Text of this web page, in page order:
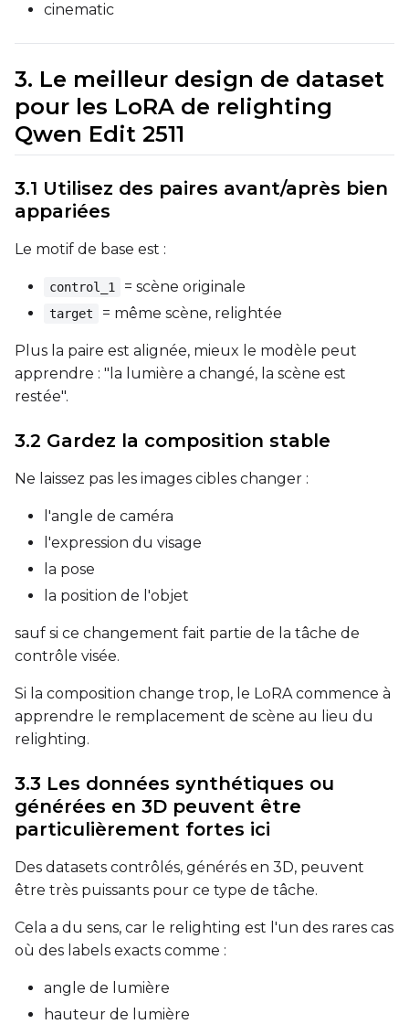
SAMPLE
Sample Every
FlowMatch
Guidance Scale
Width
ToggleWalk Seed
Walk Seed
ToggleSkip First Sample
Skip First Sample
ToggleForce First
Force First Sample
Sample Prompts (10)
Prompt
cinematic
3. Le meilleur design de dataset
pour les LoRA de relighting
Qwen Edit 2511
3.1 Utilisez des paires avant/après bien
appariées
Le motif de base est :
control_1 = scène originale
target = même scène, relightée
Plus la paire est alignée, mieux le modèle peut
apprendre : "la lumière a changé, la scène est
restée".
3.2 Gardez la composition stable
Ne laissez pas les images cibles changer :
l'angle de caméra
l'expression du visage
la pose
la position de l'objet
sauf si ce changement fait partie de la tâche de
contrôle visée.
Si la composition change trop, le LoRA commence à
apprendre le remplacement de scène au lieu du
relighting.
3.3 Les données synthétiques ou
générées en 3D peuvent être
particulièrement fortes ici
Des datasets contrôlés, générés en 3D, peuvent
être très puissants pour ce type de tâche.
Cela a du sens, car le relighting est l'un des rares cas
où des labels exacts comme :
angle de lumière
hauteur de lumière